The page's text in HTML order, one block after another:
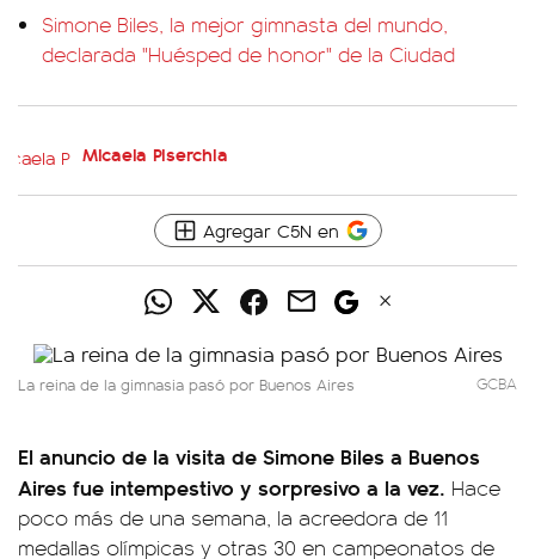
Simone Biles, la mejor gimnasta del mundo,
declarada "Huésped de honor" de la Ciudad
Micaela Piserchia
Agregar C5N en
La reina de la gimnasia pasó por Buenos Aires GCBA
El anuncio de la visita de Simone Biles a Buenos
Aires fue intempestivo y sorpresivo a la vez. Hace
poco más de una semana, la acreedora de 11
medallas olímpicas y otras 30 en campeonatos de